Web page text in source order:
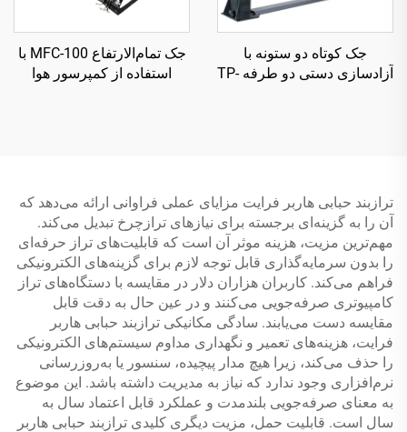
جک کوتاه دو ستونه با
آزادسازی دستی دو طرفه TP-
جک تمام‌الارتفاع MFC-100 با
استفاده از کمپرسور هوا
ترازبند حبابی هاربر فرایت مزایای عملی فراوانی ارائه می‌دهد که
آن را به گزینه‌ای برجسته برای نیازهای ترازچرخ تبدیل می‌کند.
مهم‌ترین مزیت، هزینه موثر آن است که قابلیت‌های تراز حرفه‌ای
را بدون سرمایه‌گذاری قابل توجه لازم برای گزینه‌های الکترونیکی
فراهم می‌کند. کاربران هزاران دلار در مقایسه با دستگاه‌های تراز
کامپیوتری صرفه‌جویی می‌کنند و در عین حال به دقت قابل
مقایسه دست می‌یابند. سادگی مکانیکی ترازبند حبابی هاربر
فرایت، هزینه‌های تعمیر و نگهداری مداوم سیستم‌های الکترونیکی
را حذف می‌کند، زیرا هیچ مدار پیچیده، سنسور یا به‌روزرسانی
نرم‌افزاری وجود ندارد که نیاز به مدیریت داشته باشد. این موضوع
به معنای صرفه‌جویی بلندمدت و عملکرد قابل اعتماد سال به
سال است. قابلیت حمل، مزیت دیگری کلیدی ترازبند حبابی هاربر